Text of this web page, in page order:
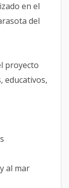
en el
del
proyecto
educativos,
al mar